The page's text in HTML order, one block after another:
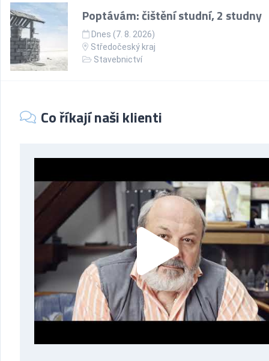
Poptávám: čištění studní, 2 studny
Dnes (7. 8. 2026)
Středočeský kraj
Stavebnictví
Co říkají naši klienti